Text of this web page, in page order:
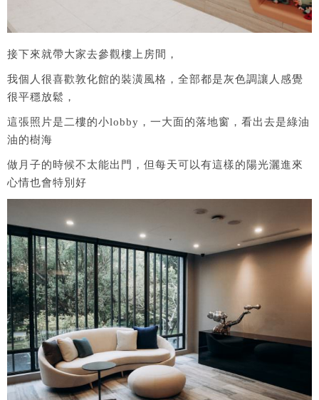
接下來就帶大家去參觀樓上房間，
我個人很喜歡敦化館的裝潢風格，全部都是灰色調讓人感覺
很平穩放鬆，
這張照片是二樓的小lobby，一大面的落地窗，看出去是綠油
油的樹海
做月子的時候不太能出門，但每天可以有這樣的陽光灑進來
心情也會特別好